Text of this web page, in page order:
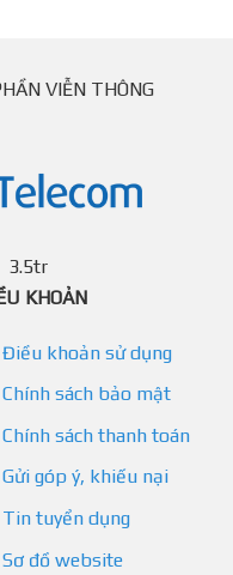
VIỄN THÔNG
3.5tr
KHOẢN
Điều khoản sử dụng
Chính sách bảo mật
Chính sách thanh toán
Gửi góp ý, khiếu nại
Tin tuyển dụng
Sơ đồ website